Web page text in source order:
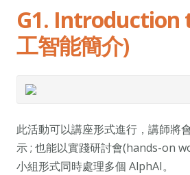
G1. Introduction
工智能簡介)
此活動可以講座形式進行，講師將
示 ; 也能以實踐研討會(hands-on
小組形式同時處理多個 AlphAI。